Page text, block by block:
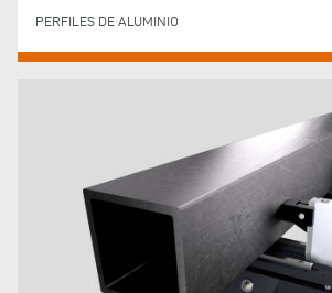
PERFILES DE ALUMINIO